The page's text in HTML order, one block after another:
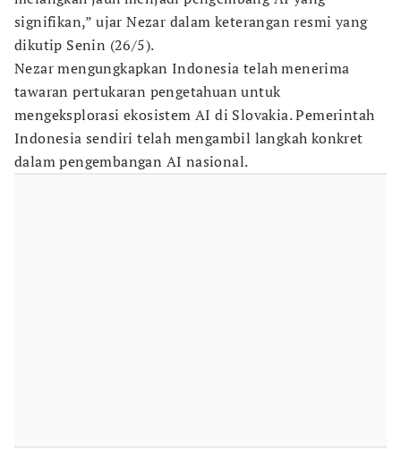
signifikan,” ujar Nezar dalam keterangan resmi yang
dikutip Senin (26/5).
Nezar mengungkapkan Indonesia telah menerima
tawaran pertukaran pengetahuan untuk
mengeksplorasi ekosistem AI di Slovakia. Pemerintah
Indonesia sendiri telah mengambil langkah konkret
dalam pengembangan AI nasional.